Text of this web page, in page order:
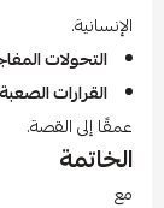
الإنسانية.
التحولات
القرارات
عمقًا إلى القصة.
الخاتمة
مع